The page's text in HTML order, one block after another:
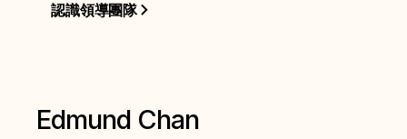
認識領導團隊
Edmund Chan